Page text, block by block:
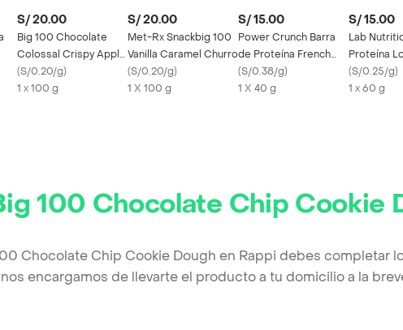
S/ 20.00
Big 100 Chocolate
Colossal Crispy Apple
Pie
(S/0.20/g)
1 x 100 g
S/ 20.00
Met-Rx Snackbig 100
Vanilla Caramel Churro
(S/0.20/g)
1 X 100 g
S/ 15.00
Power Crunch Barra
de Proteína French
Vanilla Creme
(S/0.38/g)
1 X 40 g
S/ 15.00
Lab
Proteína
Brownie
(S/0.25/g)
1 x 60 g
100 Chocolate Chip Cookie
Chocolate Chip Cookie Dough en Rappi debes completar
encargamos de llevarte el producto a tu domicilio a la